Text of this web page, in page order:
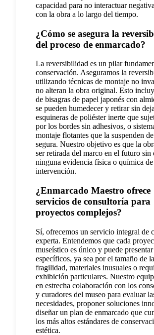
capacidad para no interactuar
con la obra a lo largo del tiempo.
¿Cómo se asegura la
del proceso de enmarcado?
La reversibilidad es un pilar
conservación. Aseguramos la
utilizando técnicas de montaje no
no alteran la obra original. Esto
de bisagras de papel japonés con
se pueden humedecer y retirar sin
esquineras de poliéster inerte que
por los bordes sin adhesivos, o
montaje flotantes que la suspenden
segura. Nuestro objetivo es que la
ser retirada del marco en el futuro sin
ninguna evidencia física o química de
intervención.
¿Enmarcado Maestro ofrece
servicios de consultoría para
proyectos complejos?
Sí, ofrecemos un servicio integral de
experta. Entendemos que cada
museístico es único y puede
específicos, ya sea por el tamaño de
fragilidad, materiales inusuales o
exhibición particulares. Nuestro
en estrecha colaboración con los
y curadores del museo para evaluar
necesidades, proponer soluciones
diseñar un plan de enmarcado que
los más altos estándares de
estética.